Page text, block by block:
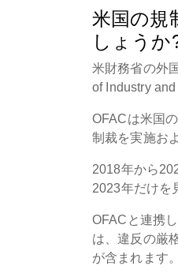
米国の規
しょうか
米財務省の外
of Industry
OFACは米国
制裁を実施お
2018年から
2023年だけを
OFACと連携
は、違反の厳
が含まれます。